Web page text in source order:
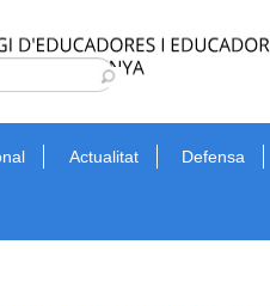
Type 2 or more
Cerca
Actualitat Defensa